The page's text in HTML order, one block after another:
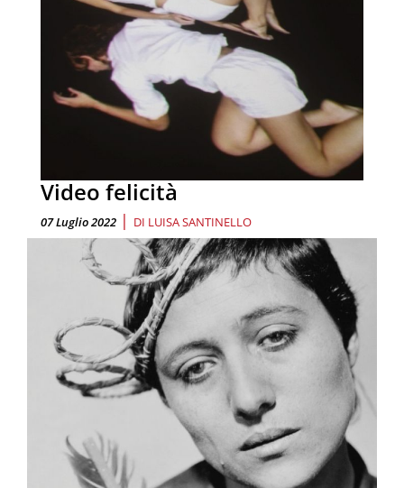
Video felicità
07 Luglio 2022 | DI LUISA SANTINELLO